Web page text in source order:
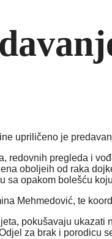
upriličeno je
redovnih pregleda i
oboljeih od raka
sa opakom bolešću
Mehmedović, te
pokušavaju
za brak i porodicu